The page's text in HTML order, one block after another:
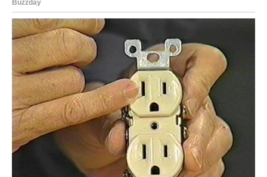
supruga Slađa, koja je bila uz njega kroz sve teške trenutke,
često ga motiviše kroz susrete s porodicom i prijateljima,
pružajući mu emocionalnu podršku. U teškim trenucima, Đani
je shvatio koliko je važno imati ljude koji vas podržavaju i
razumeju, što dodaje dodatni sloj važnosti porodici u njegovom
životu.
Zaključak: Put ka Oporavku i Novim
Početkom
Đanijev put ka oporavku nije samo fizički proces, već i